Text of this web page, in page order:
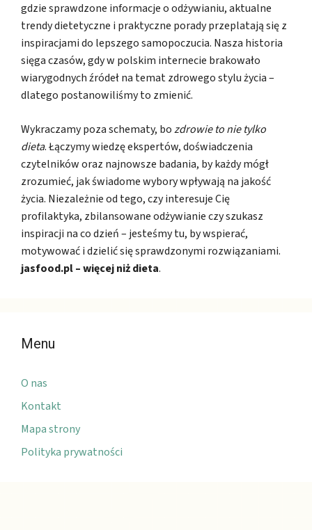
gdzie sprawdzone informacje o odżywianiu, aktualne
trendy dietetyczne i praktyczne porady przeplatają się z
inspiracjami do lepszego samopoczucia. Nasza historia
sięga czasów, gdy w polskim internecie brakowało
wiarygodnych źródeł na temat zdrowego stylu życia –
dlatego postanowiliśmy to zmienić.
Wykraczamy poza schematy, bozdrowie to nie tylko
dieta. Łączymy wiedzę ekspertów, doświadczenia
czytelników oraz najnowsze badania, by każdy mógł
zrozumieć, jak świadome wybory wpływają na jakość
życia. Niezależnie od tego, czy interesuje Cię
profilaktyka, zbilansowane odżywianie czy szukasz
inspiracji na co dzień – jesteśmy tu, by wspierać,
motywować i dzielić się sprawdzonymi rozwiązaniami.
jasfood.pl – więcej niż dieta.
Menu
O nas
Kontakt
Mapa strony
Polityka prywatności